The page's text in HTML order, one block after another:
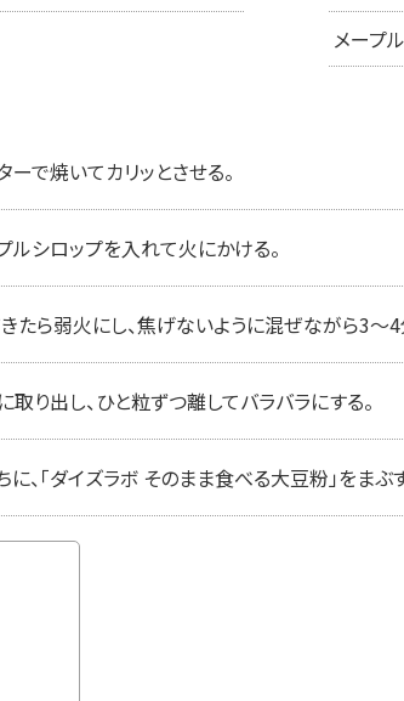
メープ
ーで焼いてカリッとさせる。
ルシロップを入れて火にかける。
たら弱火にし、焦げないように混ぜながら3〜4
り出し、ひと粒ずつ離してバラバラにする。
、「ダイズラボ そのまま食べる大豆粉」をまぶ